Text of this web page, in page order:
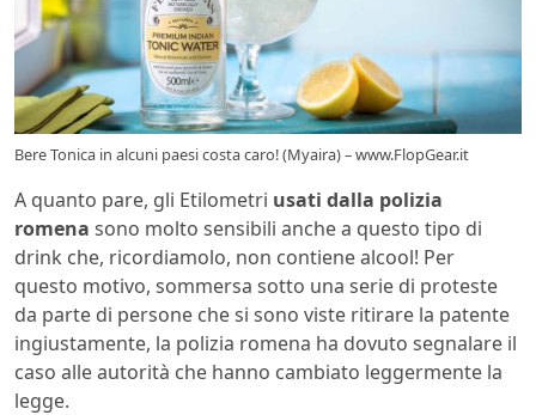
Bere Tonica in alcuni paesi costa caro! (Myaira) – www.FlopGear.it
A quanto pare, gli Etilometri usati dalla polizia
romena sono molto sensibili anche a questo tipo di
drink che, ricordiamolo, non contiene alcool! Per
questo motivo, sommersa sotto una serie di proteste
da parte di persone che si sono viste ritirare la patente
ingiustamente, la polizia romena ha dovuto segnalare il
caso alle autorità che hanno cambiato leggermente la
legge.